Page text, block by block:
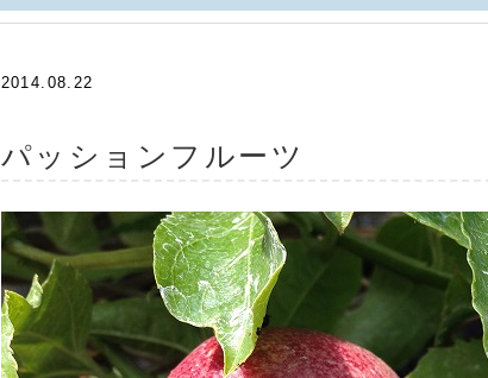
2014.08.22
パッションフルーツ